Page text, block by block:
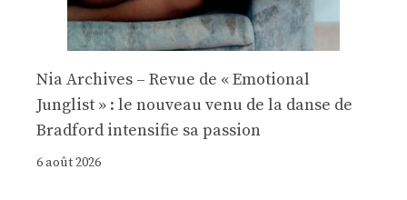
Nia Archives – Revue de « Emotional
Junglist » : le nouveau venu de la danse de
Bradford intensifie sa passion
6 août 2026